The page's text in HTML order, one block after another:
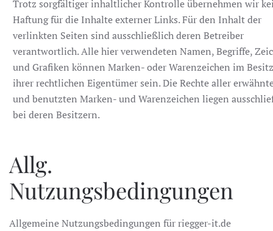
Trotz sorgfältiger inhaltlicher Kontrolle übernehmen wir
Haftung für die Inhalte externer Links. Für den Inhalt der
verlinkten Seiten sind ausschließlich deren Betreiber
verantwortlich. Alle hier verwendeten Namen, Begriffe,
und Grafiken können Marken- oder Warenzeichen im
ihrer rechtlichen Eigentümer sein. Die Rechte aller
und benutzten Marken- und Warenzeichen liegen
bei deren Besitzern.
Allg.
Nutzungsbedingungen
Allgemeine Nutzungsbedingungen für riegger-it.de